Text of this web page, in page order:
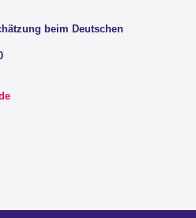
beim Deutschen